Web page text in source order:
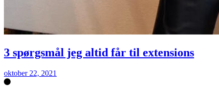
3 spørgsmål jeg altid får til extensions
oktober 22, 2021